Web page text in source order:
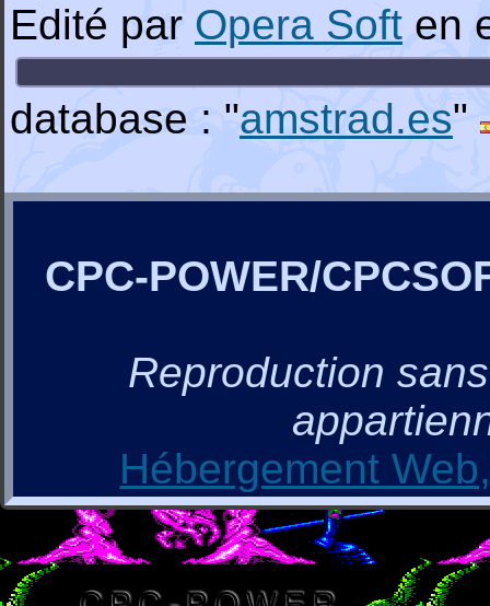
Edité par Opera Soft en
database : "amstrad.es"
CPC-POWER/
Reproduction
Hébergement